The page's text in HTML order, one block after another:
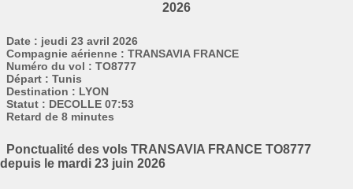
2026
Date : jeudi 23 avril 2026
Compagnie aérienne : TRANSAVIA FRANCE
Numéro du vol : TO8777
Départ : Tunis
Destination : LYON
Statut : DECOLLE 07:53
Retard de 8 minutes
Ponctualité des vols TRANSAVIA FRANCE TO8777
depuis le mardi 23 juin 2026